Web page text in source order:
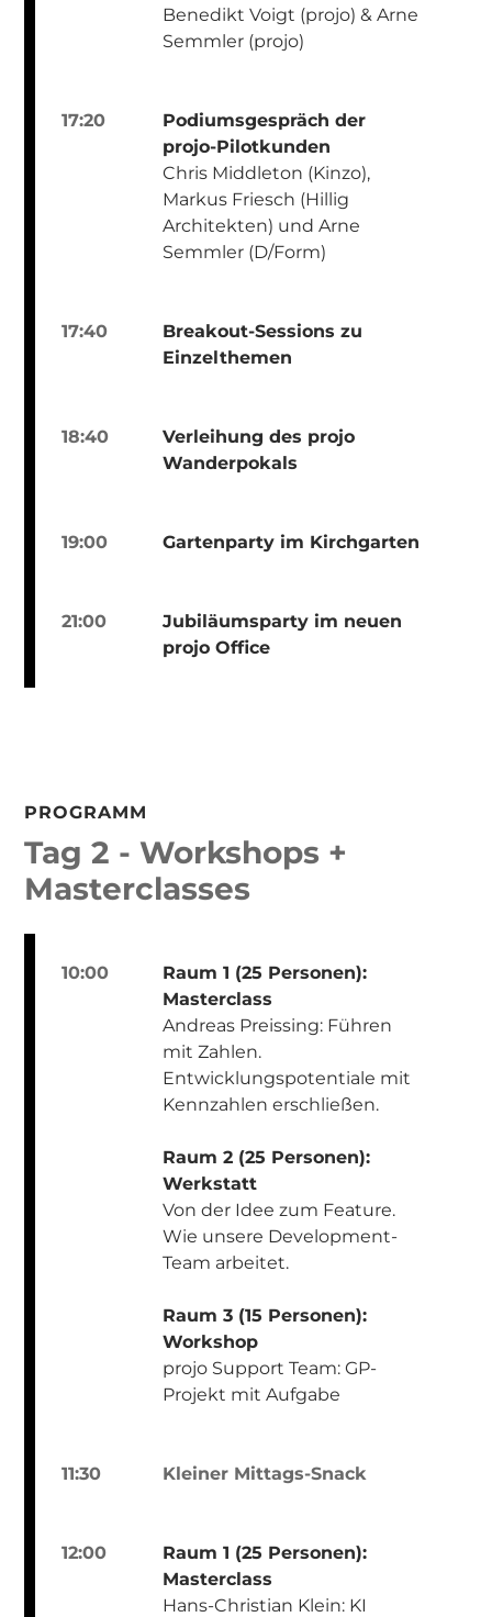
Benedikt Voigt (projo) & Arne
Semmler (projo)
17:20
Podiumsgespräch der
projo-Pilotkunden
Chris Middleton (Kinzo),
Markus Friesch (Hillig
Architekten) und Arne
Semmler (D/Form)
17:40
Breakout-Sessions zu
Einzelthemen
18:40
Verleihung des projo
Wanderpokals
19:00 Gartenparty im Kirchgarten
21:00
Jubiläumsparty im neuen
projo Office
PROGRAMM
Tag 2 - Workshops +
Masterclasses
10:00
Raum 1 (25 Personen):
Masterclass
Andreas Preissing: Führen
mit Zahlen.
Entwicklungspotentiale mit
Kennzahlen erschließen.
Raum 2 (25 Personen):
Werkstatt
Von der Idee zum Feature.
Wie unsere Development-
Team arbeitet.
Raum 3 (15 Personen):
Workshop
projo Support Team: GP-
Projekt mit Aufgabe
11:30 Kleiner Mittags-Snack
12:00
Raum 1 (25 Personen):
Masterclass
Hans-Christian Klein: KI